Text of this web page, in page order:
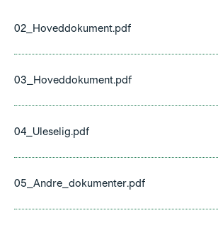
02_Hoveddokument.pdf
03_Hoveddokument.pdf
04_Uleselig.pdf
05_Andre_dokumenter.pdf